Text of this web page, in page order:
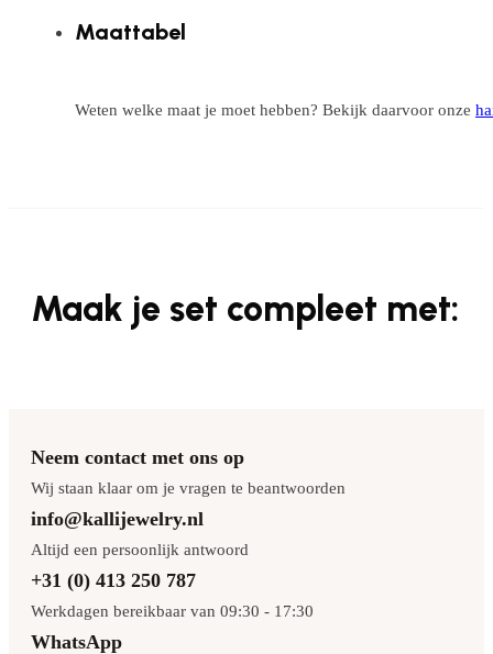
Maattabel
Weten welke maat je moet hebben? Bekijk daarvoor onze
Maak je set compleet met:
Neem contact met ons op
Wij staan klaar om je vragen te beantwoorden
info@kallijewelry.nl
Altijd een persoonlijk antwoord
+31 (0) 413 250 787
Werkdagen bereikbaar van 09:30 - 17:30
WhatsApp